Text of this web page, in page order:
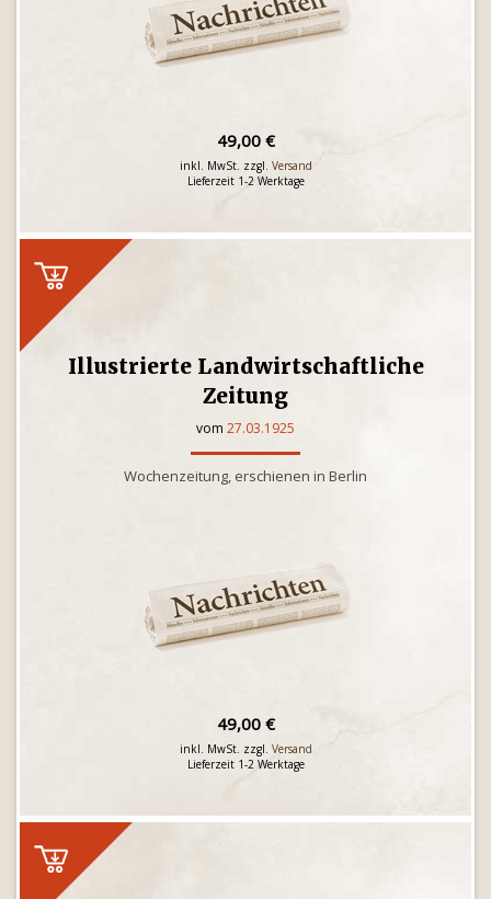
49,00 €
inkl. MwSt. zzgl. Versand
Lieferzeit 1-2 Werktage
Illustrierte Landwirtschaftliche
Zeitung
vom 27.03.1925
Wochenzeitung, erschienen in Berlin
49,00 €
inkl. MwSt. zzgl. Versand
Lieferzeit 1-2 Werktage